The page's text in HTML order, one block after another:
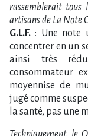
rassemblerait tous
artisans de La Note
G.L.F.: Une note
concentrer en un
ainsi très
consommateur
moyennise de
jugé comme
la santé, pas une